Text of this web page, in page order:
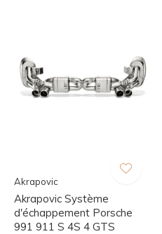
Akrapovic
Akrapovic Système
d'échappement Porsche
991 911 S 4S 4 GTS